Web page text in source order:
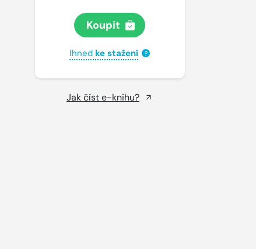
Koupit
Ihned ke stažení ?
Jak číst e-knihu?